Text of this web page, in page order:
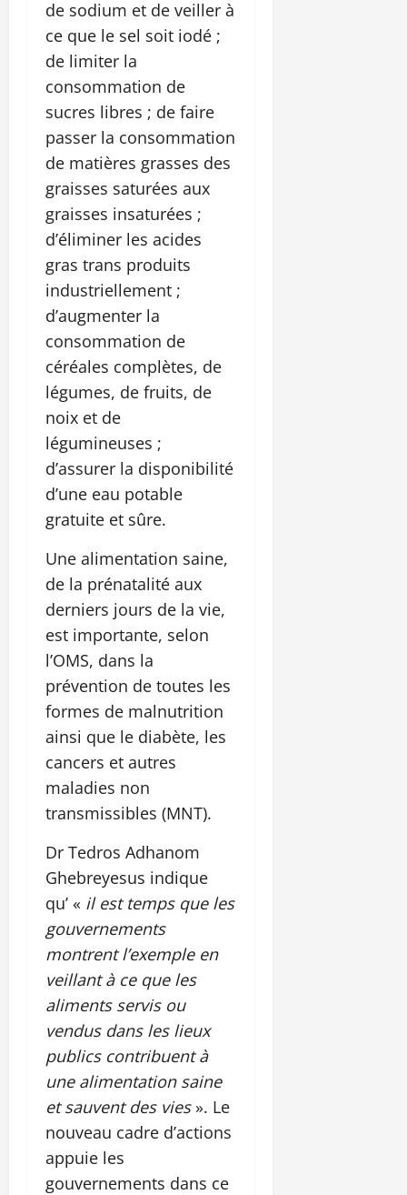
de sodium et de veiller à
ce que le sel soit iodé ;
de limiter la
consommation de
sucres libres ; de faire
passer la consommation
de matières grasses des
graisses saturées aux
graisses insaturées ;
d’éliminer les acides
gras trans produits
industriellement ;
d’augmenter la
consommation de
céréales complètes, de
légumes, de fruits, de
noix et de
légumineuses ;
d’assurer la disponibilité
d’une eau potable
gratuite et sûre.
Une alimentation saine,
de la prénatalité aux
derniers jours de la vie,
est importante, selon
l’OMS, dans la
prévention de toutes les
formes de malnutrition
ainsi que le diabète, les
cancers et autres
maladies non
transmissibles (MNT).
Dr Tedros Adhanom
Ghebreyesus indique
qu’ « il est temps que les
gouvernements
montrent l’exemple en
veillant à ce que les
aliments servis ou
vendus dans les lieux
publics contribuent à
une alimentation saine
et sauvent des vies». Le
nouveau cadre d’actions
appuie les
gouvernements dans ce